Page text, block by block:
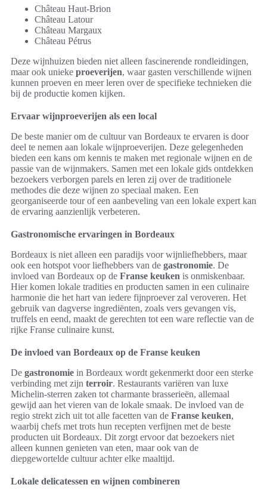
Château Haut-Brion
Château Latour
Château Margaux
Château Pétrus
Deze wijnhuizen bieden niet alleen fascinerende rondleidingen,
maar ook unieke proeverijen, waar gasten verschillende wijnen
kunnen proeven en meer leren over de specifieke technieken die
bij de productie komen kijken.
Ervaar wijnproeverijen als een local
De beste manier om de cultuur van Bordeaux te ervaren is door
deel te nemen aan lokale wijnproeverijen. Deze gelegenheden
bieden een kans om kennis te maken met regionale wijnen en de
passie van de wijnmakers. Samen met een lokale gids ontdekken
bezoekers verborgen parels en leren zij over de traditionele
methodes die deze wijnen zo speciaal maken. Een
georganiseerde tour of een aanbeveling van een lokale expert kan
de ervaring aanzienlijk verbeteren.
Gastronomische ervaringen in Bordeaux
Bordeaux is niet alleen een paradijs voor wijnliefhebbers, maar
ook een hotspot voor liefhebbers van de gastronomie. De
invloed van Bordeaux op de Franse keuken is onmiskenbaar.
Hier komen lokale tradities en producten samen in een culinaire
harmonie die het hart van iedere fijnproever zal veroveren. Het
gebruik van dagverse ingrediënten, zoals vers gevangen vis,
truffels en eend, maakt de gerechten tot een ware reflectie van de
rijke Franse culinaire kunst.
De invloed van Bordeaux op de Franse keuken
De gastronomie in Bordeaux wordt gekenmerkt door een sterke
verbinding met zijn terroir. Restaurants variëren van luxe
Michelin-sterren zaken tot charmante brasserieën, allemaal
gewijd aan het vieren van de lokale smaak. De invloed van de
regio strekt zich uit tot alle facetten van de Franse keuken,
waarbij chefs met trots hun recepten verfijnen met de beste
producten uit Bordeaux. Dit zorgt ervoor dat bezoekers niet
alleen kunnen genieten van eten, maar ook van de
diepgewortelde cultuur achter elke maaltijd.
Lokale delicatessen en wijnen combineren